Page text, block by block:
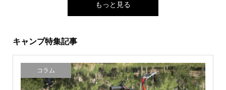
もっと見る
キャンプ特集記事
コラム